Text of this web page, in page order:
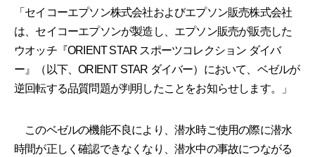
「セイコーエプソン株式会社およびエプソン販売株式会社
は、セイコーエプソンが製造し、エプソン販売が販売した
ウオッチ『ORIENT STAR スポーツコレクション ダイバ
ー』（以下、ORIENT STAR ダイバー）において、ベゼルが
逆回転する品質問題が判明したことをお知らせします。」
このベゼルの機能不良により、潜水時ご使用の際に潜水
時間が正しく確認できなくなり、潜水中の事故につながる